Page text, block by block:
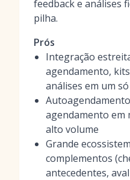
feedback e análises
pilha.
Prós
Integração
agendamento,
análises em um
agendamento em
alto volume
Grande
complementos
antecedentes,